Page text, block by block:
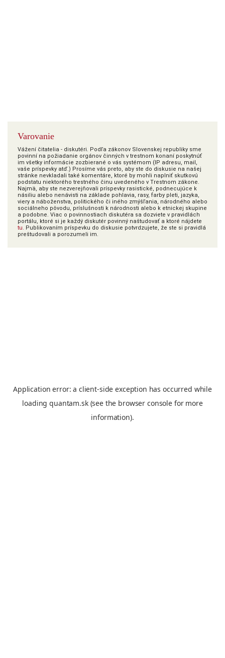
Varovanie
Vážení čitatelia - diskutéri. Podľa zákonov Slovenskej republiky sme
povinní na požiadanie orgánov činných v trestnom konaní poskytnúť
im všetky informácie zozbierané o vás systémom (IP adresu, mail,
vaše príspevky atď.) Prosíme vás preto, aby ste do diskusie na našej
stránke nevkladali také komentáre, ktoré by mohli naplniť skutkovú
podstatu niektorého trestného činu uvedeného v Trestnom zákone.
Najmä, aby ste nezverejňovali príspevky rasistické, podnecujúce k
násiliu alebo nenávisti na základe pohlavia, rasy, farby pleti, jazyka,
viery a náboženstva, politického či iného zmýšľania, národného alebo
sociálneho pôvodu, príslušnosti k národnosti alebo k etnickej skupine
a podobne. Viac o povinnostiach diskutéra sa dozviete v pravidlách
portálu, ktoré si je každý diskutér povinný naštudovať a ktoré nájdete
tu. Publikovaním príspevku do diskusie potvrdzujete, že ste si pravidlá
preštudovali a porozumeli im.